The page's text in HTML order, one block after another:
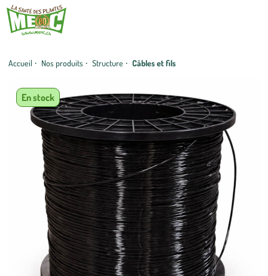
Accueil · Nos produits · Structure · Câbles et fils
En stock